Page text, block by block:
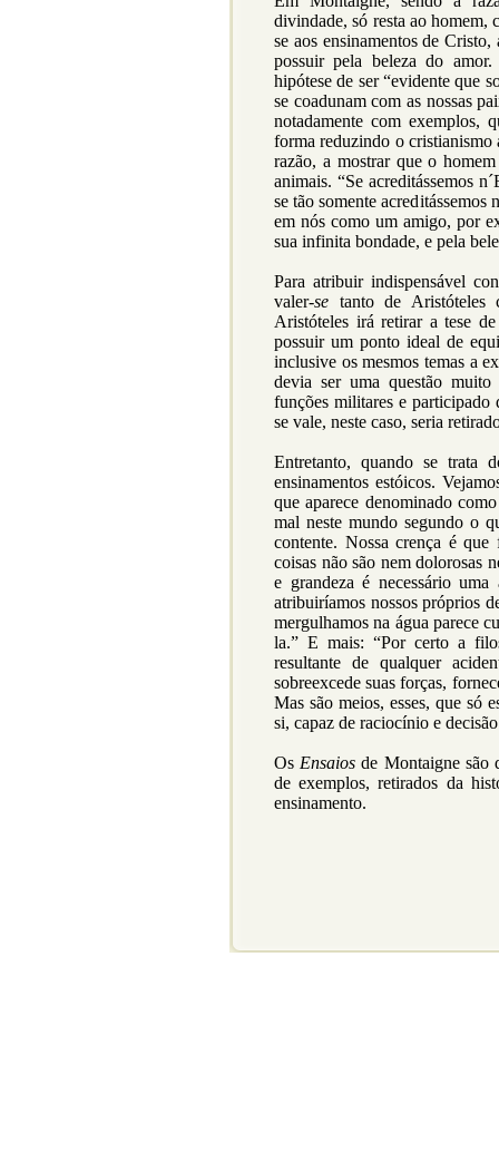
divindade, só resta ao homem,
se aos ensinamentos de
possuir pela beleza do
hipótese de ser “evidente que
se coadunam com as nossas
notadamente com exemplos,
forma reduzindo o cristianismo
razão, a mostrar que o
animais. “Se acreditássemos
se tão somente acreditássemos
em nós como um amigo, por
sua infinita bondade, e pela
Para atribuir indispensável
valer-se tanto de Aristóteles
Aristóteles irá retirar a tese
possuir um ponto ideal de
inclusive os mesmos temas a
devia ser uma questão
funções militares e participado
se vale, neste caso, seria
Entretanto, quando se trata
ensinamentos estóicos.
que aparece denominado
mal neste mundo segundo o
contente. Nossa crença é
coisas não são nem dolorosas
e grandeza é necessário
atribuiríamos nossos próprios
mergulhamos na água parece
la.” E mais: “Por certo a
resultante de qualquer
sobreexcede suas forças,
Mas são meios, esses, que só
si, capaz de raciocínio e
Os Ensaios de Montaigne são
de exemplos, retirados da
ensinamento.